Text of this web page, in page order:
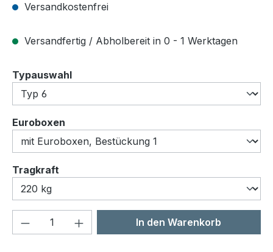
Versandkostenfrei
Versandfertig / Abholbereit in 0 - 1 Werktagen
Typauswahlauswählen
Euroboxen
Tragkraft
Produkt Anzahl: Gib denIn den Warenkorb